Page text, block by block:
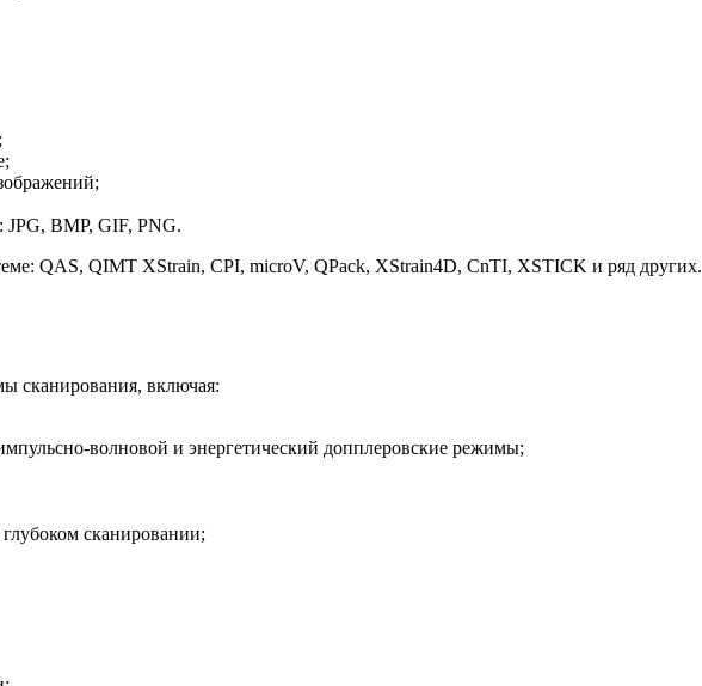
JPG, BMP, GIF, PNG.
QAS, QIMT XStrain, CPI, microV, QPack, XStrain4D, CnTI, XSTICK и ряд других.
сканирования, включая:
волновой и энергетический допплеровские режимы;
сканировании;